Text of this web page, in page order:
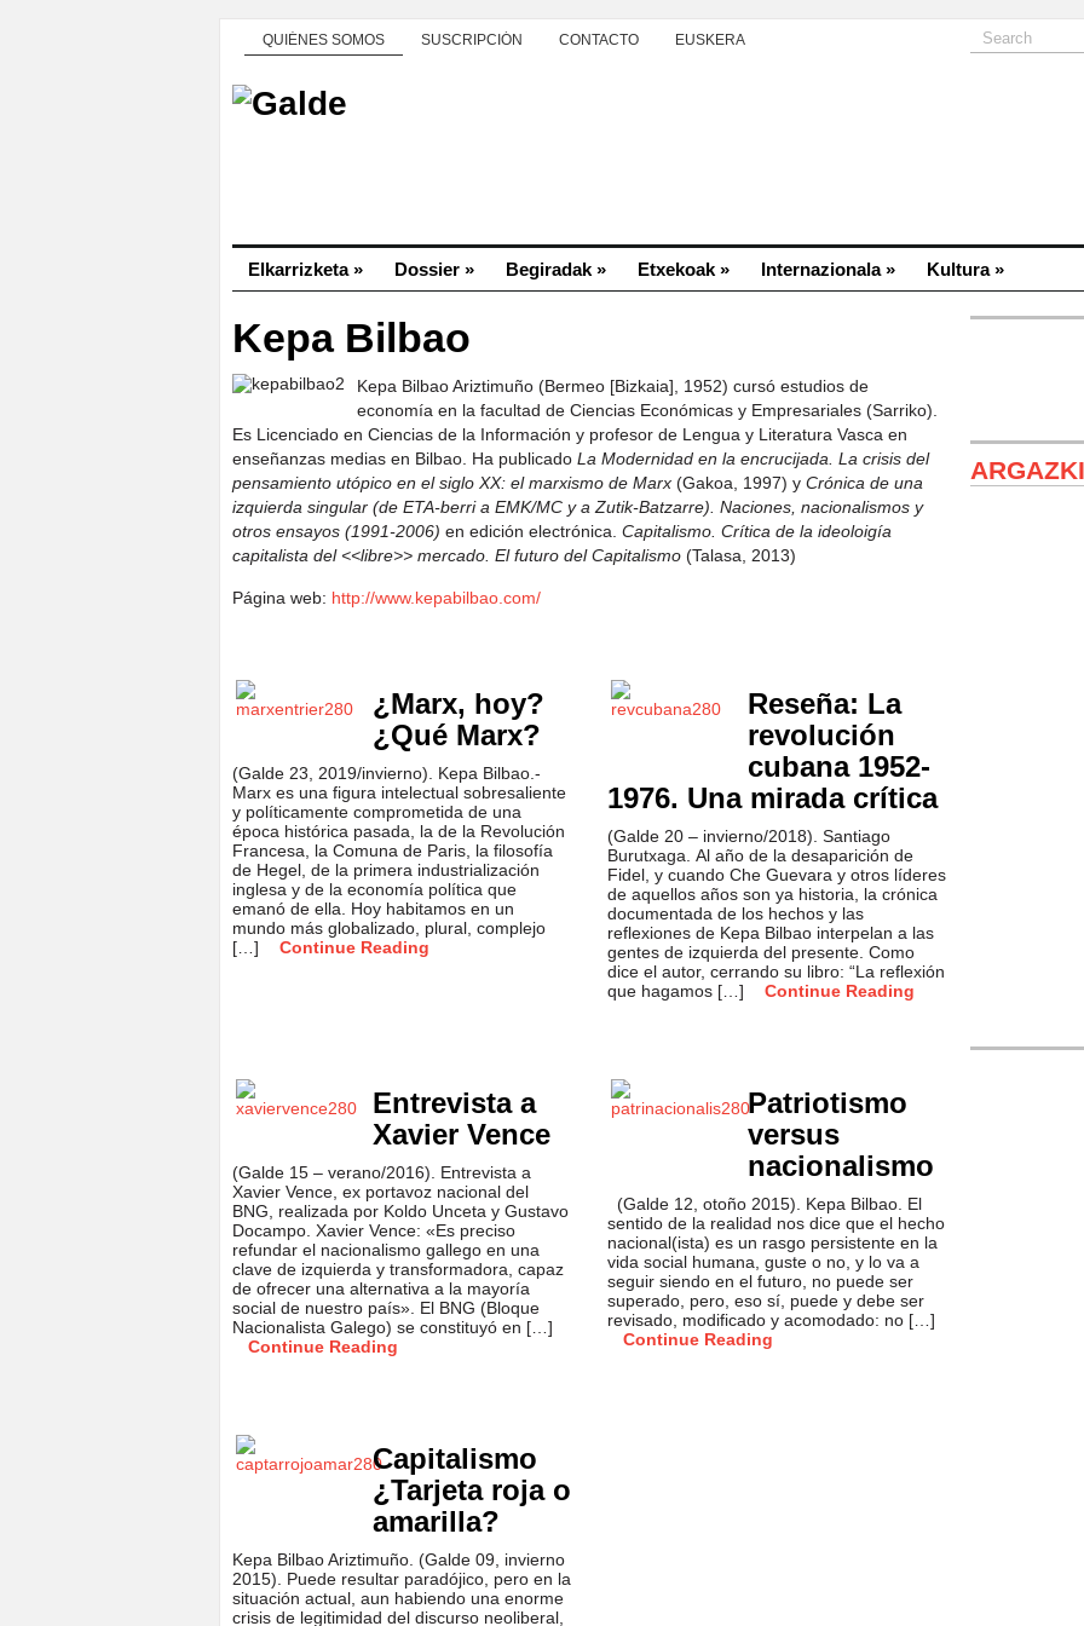
QUIÉNES SOMOS SUSCRIPCIÓN CONTACTO EUSKERA
Elkarrizketa» Dossier » Begiradak » Etxekoak » Internazionala» Kultura»
Kepa Bilbao
Kepa Bilbao Ariztimuño (Bermeo [Bizkaia], 1952) cursó estudios de
economía en la facultad de Ciencias Económicas y Empresariales (Sarriko).
Es Licenciado en Ciencias de la Información y profesor de Lengua y Literatura Vasca en
enseñanzas medias en Bilbao. Ha publicado La Modernidad en la encrucijada. La crisis del
pensamiento utópico en el siglo XX: el marxismo de Marx (Gakoa, 1997) y Crónica de una
izquierda singular (de ETA-berri a EMK/MC y a Zutik-Batzarre). Naciones, nacionalismos y
otros ensayos (1991-2006) en edición electrónica. Capitalismo. Crítica de la ideoloigía
capitalista del <<libre>> mercado. El futuro del Capitalismo (Talasa, 2013)
Página web: http://www.kepabilbao.com/
¿Marx, hoy?
¿Qué Marx?
(Galde 23, 2019/invierno). Kepa Bilbao.-
Marx es una figura intelectual sobresaliente
y políticamente comprometida de una
época histórica pasada, la de la Revolución
Francesa, la Comuna de Paris, la filosofía
de Hegel, de la primera industrialización
inglesa y de la economía política que
emanó de ella. Hoy habitamos en un
mundo más globalizado, plural, complejo
[…]
Continue Reading
Reseña: La
revolución
cubana 1952-
1976. Una mirada crítica
(Galde 20 – invierno/2018). Santiago
Burutxaga. Al año de la desaparición de
Fidel, y cuando Che Guevara y otros líderes
de aquellos años son ya historia, la crónica
documentada de los hechos y las
reflexiones de Kepa Bilbao interpelan a las
gentes de izquierda del presente. Como
dice el autor, cerrando su libro: “La reflexión
que hagamos […]
Continue Reading
Entrevista a
Xavier Vence
(Galde 15 – verano/2016). Entrevista a
Xavier Vence, ex portavoz nacional del
BNG, realizada por Koldo Unceta y Gustavo
Docampo. Xavier Vence: «Es preciso
refundar el nacionalismo gallego en una
clave de izquierda y transformadora, capaz
de ofrecer una alternativa a la mayoría
social de nuestro país». El BNG (Bloque
Nacionalista Galego) se constituyó en […]
Continue Reading
Patriotismo
versus
nacionalismo
(Galde 12, otoño 2015). Kepa Bilbao. El
sentido de la realidad nos dice que el hecho
nacional(ista) es un rasgo persistente en la
vida social humana, guste o no, y lo va a
seguir siendo en el futuro, no puede ser
superado, pero, eso sí, puede y debe ser
revisado, modificado y acomodado: no […]
Continue Reading
Capitalismo
¿Tarjeta roja o
amarilla?
Kepa Bilbao Ariztimuño. (Galde 09, invierno
2015). Puede resultar paradójico, pero en la
situación actual, aun habiendo una enorme
crisis de legitimidad del discurso neoliberal,